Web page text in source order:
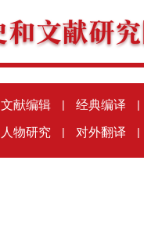
文献编辑 | 经典编译 |
人物研究 | 对外翻译 |